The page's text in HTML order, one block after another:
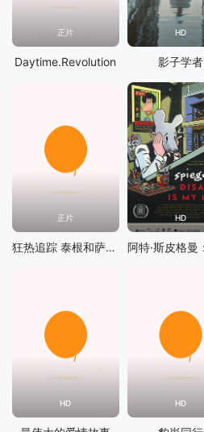
正片
Daytime.Revolution
HD
影子学者
正片
狂热追踪 泰根和萨拉的冒名骗局
HD
HD HD